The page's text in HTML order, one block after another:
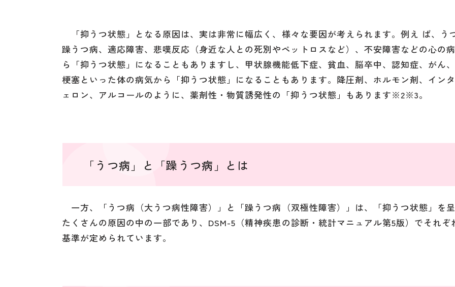
「抑うつ状態」となる原因は、実は非常に幅広く、様々な要因が考えられます。例え ば、うつ
躁うつ病、適応障害、悲嘆反応（身近な人との死別やペットロスなど）、不安障害などの心の
ら「抑うつ状態」になることもありますし、甲状腺機能低下症、貧血、脳卒中、認知症、がん
梗塞といった体の病気から「抑うつ状態」になることもあります。降圧剤、ホルモン剤、イン
ェロン、アルコールのように、薬剤性・物質誘発性の「抑うつ状態」もあります※2※3。
「うつ病」と「躁うつ病」とは
一方、「うつ病（大うつ病性障害）」と「躁うつ病（双極性障害）」は、「抑うつ状態」を
たくさんの原因の中の一部であり、DSM-5（精神疾患の診断・統計マニュアル第5版）でそれぞ
基準が定められています。